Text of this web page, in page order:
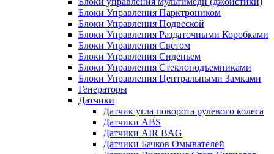
Блоки Управления Парктроником
Блоки Управления Подвеской
Блоки Управления Раздаточными Коробками
Блоки Управления Светом
Блоки Управления Сиденьем
Блоки Управления Стеклоподъемниками
Блоки Управления Центральными Замками
Генераторы
Датчики
Датчик угла поворота рулевого колеса
Датчики ABS
Датчики AIR BAG
Датчики Бачков Омывателей